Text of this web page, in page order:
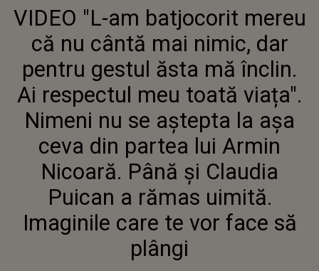
MEREU CĂ NU CÂNTĂ MAI
NIMIC, DAR PENTRU GESTUL
ĂSTA MĂ ÎNCLIN. AI
RESPECTUL MEU TOATĂ VIAȚA".
NIMENI NU SE AȘTEPTA LA AȘA
CEVA DIN PARTEA LUI ARMIN
NICOARĂ. PÂNĂ ȘI CLAUDIA
PUICAN A RĂMAS UIMITĂ.
IMAGINILE CARE TE VOR FACE
SĂ PLÂNGI
VIDEO "L-am batjocorit mereu
că nu cântă mai nimic, dar
pentru gestul ăsta mă înclin.
Ai respectul meu toată viața".
Nimeni nu se aștepta la așa
ceva din partea lui Armin
Nicoară. Până și Claudia
Puican a rămas uimită.
Imaginile care te vor face să
plângi